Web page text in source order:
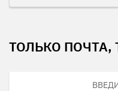
ТОЛЬКО ПОЧТА,